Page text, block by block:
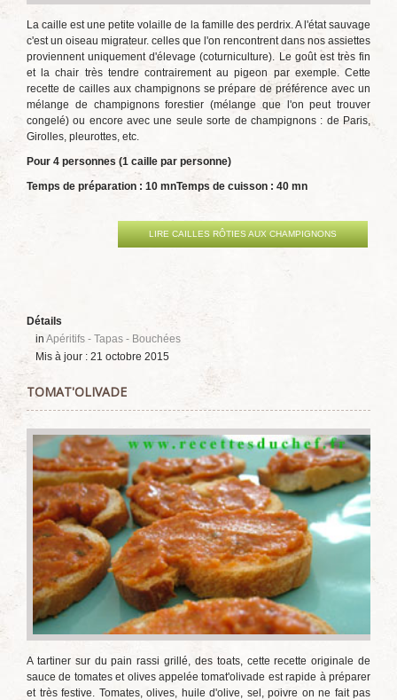
La caille est une petite volaille de la famille des perdrix. A l'état sauvage
c'est un oiseau migrateur. celles que l'on rencontrent dans nos assiettes
proviennent uniquement d'élevage (coturniculture). Le goût est très fin
et la chair très tendre contrairement au pigeon par exemple. Cette
recette de cailles aux champignons se prépare de préférence avec un
mélange de champignons forestier (mélange que l'on peut trouver
congelé) ou encore avec une seule sorte de champignons : de Paris,
Girolles, pleurottes, etc.
Pour 4 personnes (1 caille par personne)
Temps de préparation : 10 mnTemps de cuisson : 40 mn
LIRE CAILLES RÔTIES AUX CHAMPIGNONS
Détails
in Apéritifs - Tapas - Bouchées
Mis à jour : 21 octobre 2015
TOMAT'OLIVADE
A tartiner sur du pain rassi grillé, des toats, cette recette originale de
sauce de tomates et olives appelée tomat'olivade est rapide à préparer
et très festive. Tomates, olives, huile d'olive, sel, poivre on ne fait pas